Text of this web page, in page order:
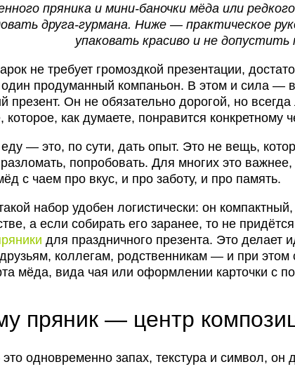
пряника и мини-баночки мёда или
друга-гурмана. Ниже — практическое
упаковать красиво и не
не требует громоздкой презентации,
один продуманный компаньон. В этом и сила —
презент. Он не обязательно дорогой, но
которое, как думаете, понравится конкретному
— это, по сути, дать опыт. Это не вещь,
разломать, попробовать. Для многих это
с чаем про вкус, и про заботу, и про память.
набор удобен логистически: он
а если собирать его заранее, то не
для праздничного презента. Это делает
коллегам, родственникам — и при этом
мёда, вида чая или оформлении карточки с
пряник — центр
одновременно запах, текстура и символ, он